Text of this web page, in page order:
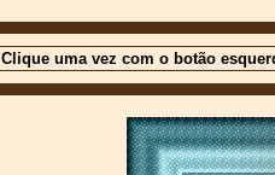
Clique uma vez com o botão